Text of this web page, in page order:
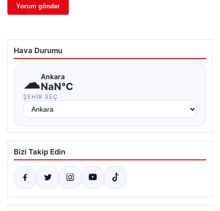
Hava Durumu
☁Ankara
NaN°C
ŞEHIR SEÇ
Bizi Takip Edin